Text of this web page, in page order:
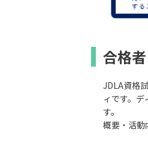
合格
JDLA資格
ィです。
す。
概要・活動